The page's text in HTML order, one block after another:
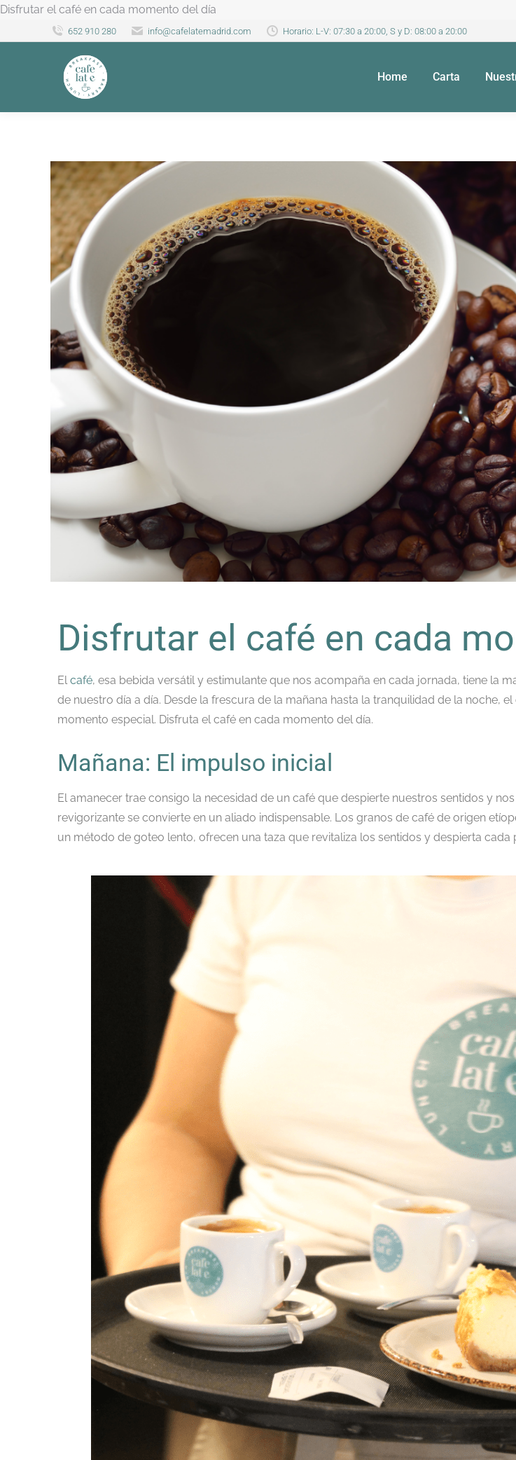
Disfrutar el café en cada momento del día
652 910 280 info@cafelatemadrid.com Horario: L-V: 07:30 a 20:00, S y D: 08:00 a 20:00
Home Carta
Disfrutar el café en cada
Elcafé, esa bebida versátil y estimulante que nos acompaña en cada jornada, tiene la
de nuestro día a día. Desde la frescura de la mañana hasta la tranquilidad de la noche,
momento especial. Disfruta el café en cada momento del día.
Mañana: El impulso inicial
El amanecer trae consigo la necesidad de un café que despierte nuestros sentidos y
revigorizante se convierte en un aliado indispensable. Los granos de café de origen
un método de goteo lento, ofrecen una taza que revitaliza los sentidos y despierta